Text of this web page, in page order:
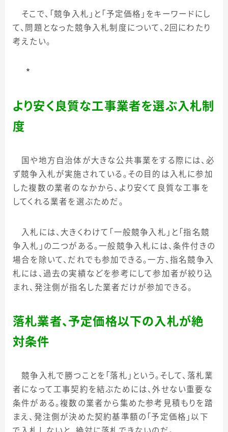
そこで、「競争入札」と「予定価格」をキーワードにし
て、問題となった競争入札制度について、 2 回にわたり
考えたい。
＊
より安く良質な工事業者を選ぶ入札制
度
国や地方自治体が大きな公共事業をする際には、必
ず競争入札が実施されている。その目的は入札に参加
した複数の業者のなかから、より安くて良質な工事を
してくれる業者を選ぶためだ。
入札には、大きくわけて「一般競争入札」と「指名競
争入札」の二つがある。一般競争入札には、条件付きの
場合を除いて、だれでも参加できる。一方、指名競争入
札には、過去の実績などを参考にして参加者が絞り込
まれ、発注側が指名した業者だけが参加できる。
落札業者、予定価格以下の入札が絶
対条件
競争入札で勝つことを「落札」という。そして、落札業
者になって工事契約を結ぶためには、外せない重要な
条件がある。複数の業者から集めた参考見積もりを踏
まえ、発注側が決めた契約基準額の「予定価格」以下